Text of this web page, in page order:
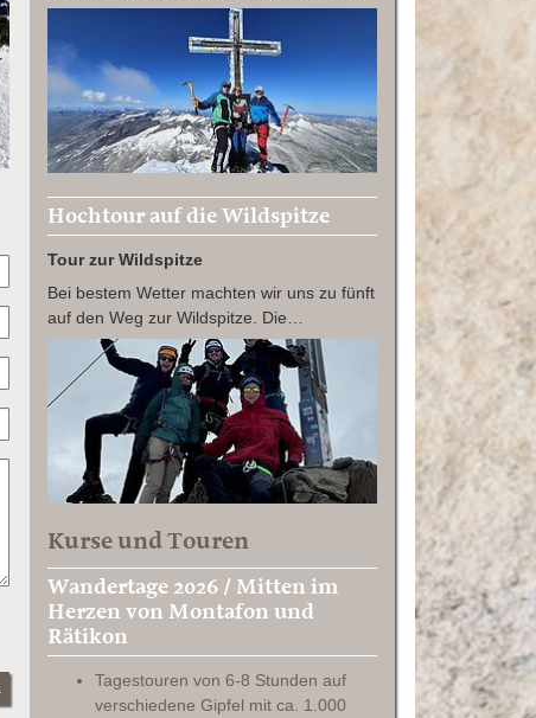
Hochtour auf die Wildspitze
Tour zur Wildspitze
Bei bestem Wetter machten wir uns zu fünft
auf den Weg zur Wildspitze. Die…
Kurse und Touren
Wandertage 2026 / Mitten im
Herzen von Montafon und
Rätikon
Tagestouren von 6-8 Stunden auf
verschiedene Gipfel mit ca. 1.000